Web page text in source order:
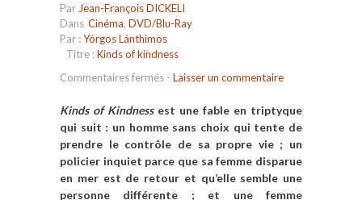
Par Jean-François DICKELI
Dans Cinéma, DVD/Blu-Ray
Par :Yórgos Lánthimos
Titre :Kinds of kindness
Commentaires ferméssur
ESC/Culturopoing
«
of
Kindness
- Laisser un commentaire
Kinds of Kindnessest une fable en triptyque
qui suit : un homme sans choix qui tente de
prendre le contrôle de sa propre vie ; un
policier inquiet parce que sa femme disparue
en mer est de retour et qu’elle semble une
personne différente ; et une femme